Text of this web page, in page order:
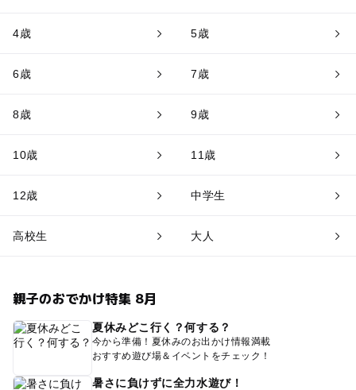
4歳 5歳
6歳 7歳
8歳 9歳
10歳 11歳
12歳 中学生
高校生 大人
親子のおでかけ特集 8月
夏休みどこ行く？何する？
今から準備！夏休みのお出かけ情報満載
おすすめ遊び場＆イベントをチェック！
暑さに負けずに全力水遊び！